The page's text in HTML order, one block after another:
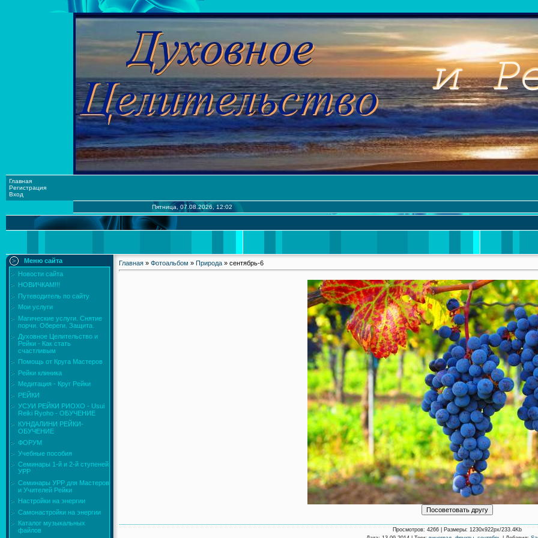
Главная
Регистрация
Вход
Пятница, 07.08.2026, 12:02
Меню сайта
Новости сайта
НОВИЧКАМ!!!
Путеводитель по сайту
Мои услуги
Магические услуги. Снятие
порчи. Обереги. Защита.
Духовное Целительство и
Рейки - Как стать
счастливым
Помощь от Круга Мастеров
Рейки клиника
Медитация - Круг Рейки
РЕЙКИ
УСУИ РЕЙКИ РИОХО - Usui
Reiki Ryoho - ОБУЧЕНИЕ
КУНДАЛИНИ РЕЙКИ-
ОБУЧЕНИЕ
ФОРУМ
Учебные пособия
Семинары 1-й и 2-й ступеней
УРР
Семинары УРР для Мастеров
и Учителей Рейки
Настройки на энергии
Самонастройки на энергии
Каталог музыкальных
файлов
Главная » Фотоальбом » Природа » сентябрь-6
Просмотров: 4266 | Размеры: 1230x922px/233.4Kb